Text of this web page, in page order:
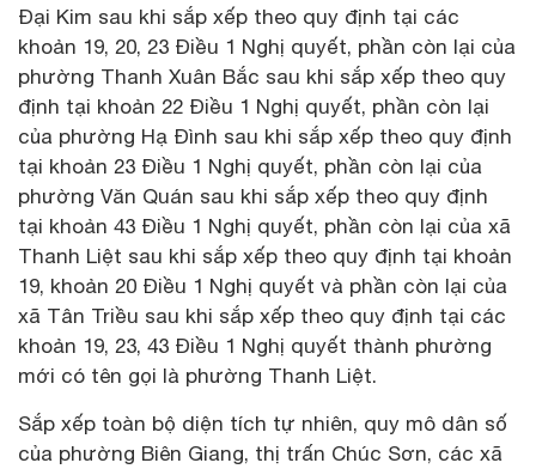
Đại Kim sau khi sắp xếp theo quy định tại các
khoản 19, 20, 23 Điều 1 Nghị quyết, phần còn lại của
phường Thanh Xuân Bắc sau khi sắp xếp theo quy
định tại khoản 22 Điều 1 Nghị quyết, phần còn lại
của phường Hạ Đình sau khi sắp xếp theo quy định
tại khoản 23 Điều 1 Nghị quyết, phần còn lại của
phường Văn Quán sau khi sắp xếp theo quy định
tại khoản 43 Điều 1 Nghị quyết, phần còn lại của xã
Thanh Liệt sau khi sắp xếp theo quy định tại khoản
19, khoản 20 Điều 1 Nghị quyết và phần còn lại của
xã Tân Triều sau khi sắp xếp theo quy định tại các
khoản 19, 23, 43 Điều 1 Nghị quyết thành phường
mới có tên gọi là phường Thanh Liệt.
Sắp xếp toàn bộ diện tích tự nhiên, quy mô dân số
của phường Biên Giang, thị trấn Chúc Sơn, các xã